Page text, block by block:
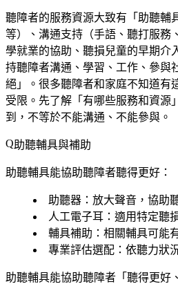
聽障者的服務資源大致有「助聽輔
等）、溝通支持（手語、聽打服務
學就業的協助、聽損兒童的早期介
持聽障者溝通、學習、工作、參與
絕」。很多聽障者和家庭不知道有
受限。先了解「有哪些服務和資
到，不等於不能溝通、不能參與。
助聽輔具與補助
助聽輔具能協助聽障者聽得更好：
助聽器 ：放大聲音，協助
人工電子耳 ：適用特定聽
輔具補助 ：相關輔具可能
專業評估選配 ：依聽力狀
助聽輔具能協助聽障者「聽得更